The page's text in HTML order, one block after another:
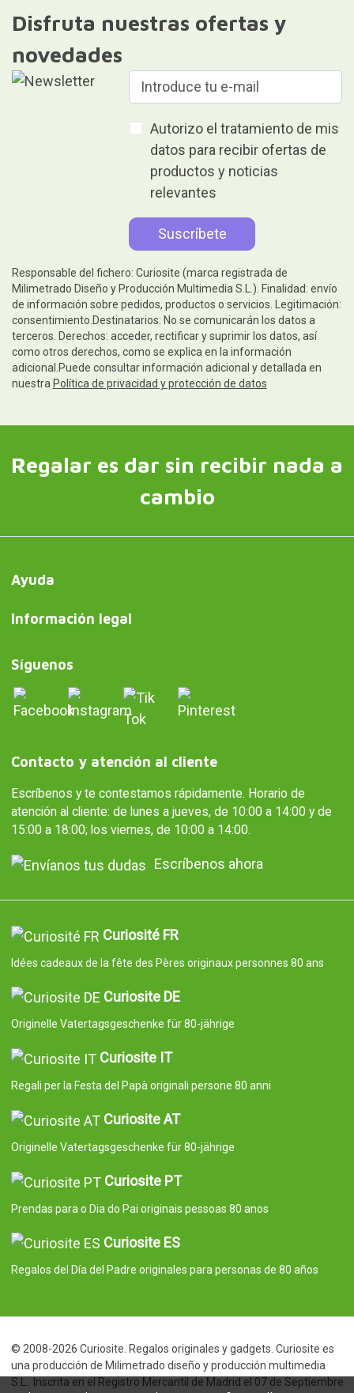
Disfruta nuestras ofertas y
novedades
Autorizo el tratamiento de mis
datos para recibir ofertas de
productos y noticias
relevantes
Responsable del fichero: Curiosite (marca registrada de
Milimetrado Diseño y Producción Multimedia S.L.). Finalidad: envío
de información sobre pedidos, productos o servicios. Legitimación:
consentimiento.Destinatarios: No se comunicarán los datos a
terceros. Derechos: acceder, rectificar y suprimir los datos, así
como otros derechos, como se explica en la información
adicional.Puede consultar información adicional y detallada en
nuestra Política de privacidad y protección de datos
Regalar es dar sin recibir nada a
cambio
Ayuda
Información legal
Síguenos
Contacto y atención al cliente
Escríbenos y te contestamos rápidamente. Horario de
atención al cliente: de lunes a jueves, de 10:00 a 14:00 y de
15:00 a 18:00; los viernes, de 10:00 a 14:00.
Escríbenos ahora
Curiosité FR
Idées cadeaux de la fête des Pères originaux personnes 80 ans
Curiosite DE
Originelle Vatertagsgeschenke für 80-jährige
Curiosite IT
Regali per la Festa del Papà originali persone 80 anni
Curiosite AT
Originelle Vatertagsgeschenke für 80-jährige
Curiosite PT
Prendas para o Dia do Pai originais pessoas 80 anos
Curiosite ES
Regalos del Día del Padre originales para personas de 80 años
© 2008-2026 Curiosite. Regalos originales y gadgets. Curiosite es
una producción de Milimetrado diseño y producción multimedia
S.L.. Inscrita en el Registro Mercantil de Madrid el 07 de Septiembre